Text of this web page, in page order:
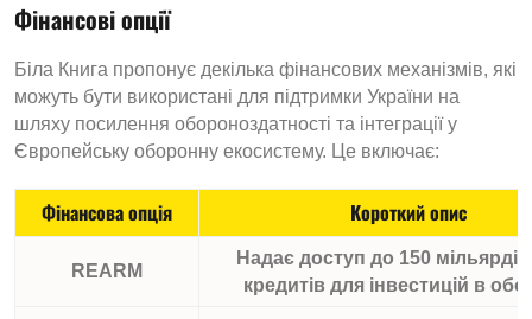
Фінансові опції
Біла Книга пропонує декілька фінансових механізмів, які
можуть бути використані для підтримки України на
шляху посилення обороноздатності та інтеграції у
Європейську оборонну екосистему. Це включає:
Фінансова опція Короткий опис
REARM
Надає доступ до 150
кредитів для інвестицій в